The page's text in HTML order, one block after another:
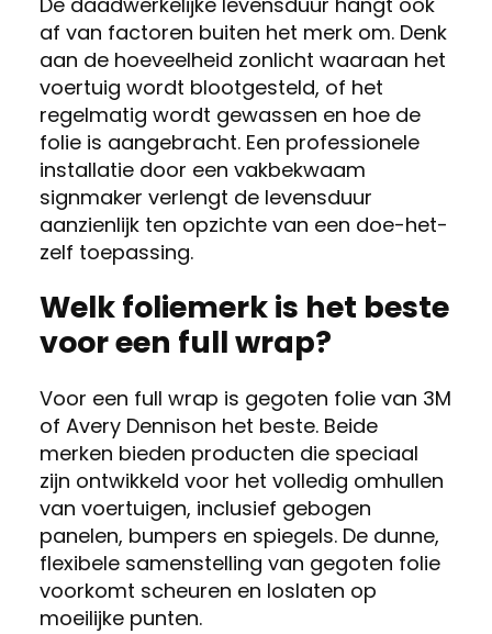
af van factoren buiten het merk om. Denk
aan de hoeveelheid zonlicht waaraan het
voertuig wordt blootgesteld, of het
regelmatig wordt gewassen en hoe de
folie is aangebracht. Een professionele
installatie door een vakbekwaam
signmaker verlengt de levensduur
aanzienlijk ten opzichte van een doe-het-
zelf toepassing.
Welk foliemerk is het beste
voor een full wrap?
Voor een full wrap is gegoten folie van 3M
of Avery Dennison het beste. Beide
merken bieden producten die speciaal
zijn ontwikkeld voor het volledig omhullen
van voertuigen, inclusief gebogen
panelen, bumpers en spiegels. De dunne,
flexibele samenstelling van gegoten folie
voorkomt scheuren en loslaten op
moeilijke punten.